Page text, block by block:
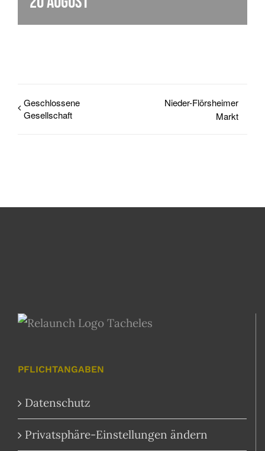
Geschlossene
Gesellschaft
Nieder-Flörsheimer
Markt
PFLICHTANGABEN
Datenschutz
Privatsphäre-Einstellungen ändern